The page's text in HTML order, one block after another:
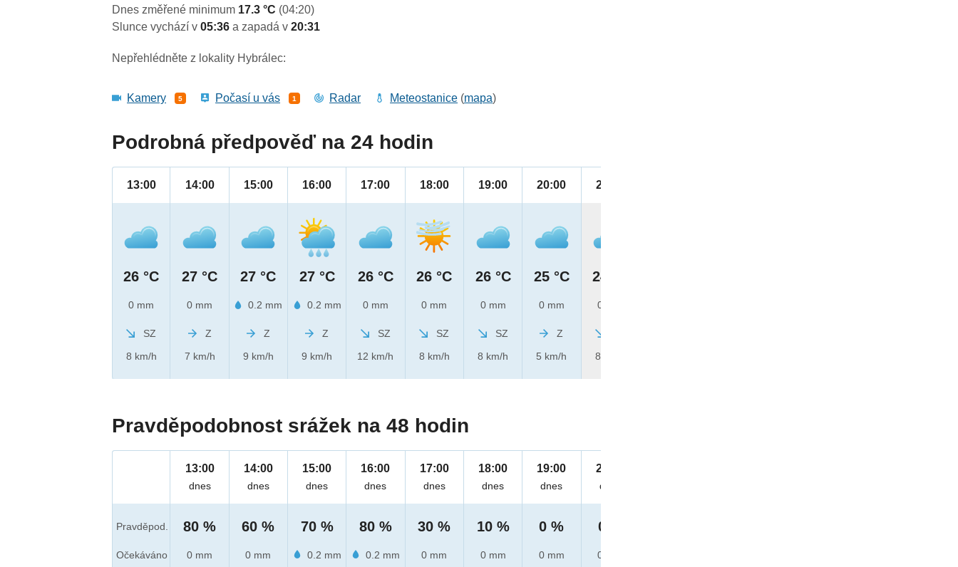
Dnes změřené minimum 17.3 °C (04:20)
Slunce vychází v05:36a zapadá v20:31
Nepřehlédněte z lokality Hybrálec:
Kamery 5 Počasí u vás 1 Radar Meteostanice (mapa)
Podrobná předpověď na 24 hodin
13:00
26 °C
0 mm
SZ
8 km/h
14:00
27 °C
0 mm
Z
7 km/h
15:00
27 °C
0.2 mm
Z
9 km/h
16:00
27 °C
0.2 mm
Z
9 km/h
17:00
26 °C
0 mm
SZ
12 km/h
18:00
26 °C
0 mm
SZ
8 km/h
19:00
26 °C
0 mm
SZ
8 km/h
20:00
25 °C
0 mm
Z
5 km/h
21:00
24 °C
0 mm
8 km/h
Pravděpodobnost srážek na 48 hodin
Pravděpod.
Očekáváno
13:00
dnes
80 %
0 mm
14:00
dnes
60 %
0 mm
15:00
dnes
70 %
0.2 mm
16:00
dnes
80 %
0.2 mm
17:00
dnes
30 %
0 mm
18:00
dnes
10 %
0 mm
19:00
dnes
0 %
0 mm
20:00
dnes
0 %
0 mm